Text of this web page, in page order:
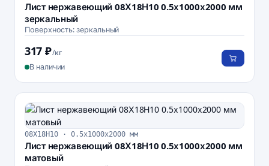
Лист нержавеющий 08Х18Н10 0.5х1000х2000 мм
зеркальный
Поверхность: зеркальный
317 ₽/кг
В наличии
08Х18Н10 · 0.5х1000х2000 мм
Лист нержавеющий 08Х18Н10 0.5х1000х2000 мм
матовый